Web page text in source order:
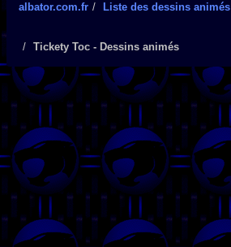
albator.com.fr Liste des dessins animés
Tickety Toc - Dessins animés